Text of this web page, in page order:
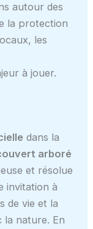
autour des
la protection
les
à jouer.
dans la
arboré
et résolue
invitation à
de vie et la
la nature. En